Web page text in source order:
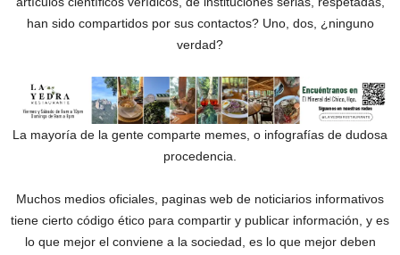
han sido compartidos por sus contactos? Uno, dos, ¿ninguno
verdad?
La mayoría de la gente comparte memes, o infografías de dudosa
procedencia.
Muchos medios oficiales, paginas web de noticiarios informativos
tiene cierto código ético para compartir y publicar información, y es
lo que mejor el conviene a la sociedad, es lo que mejor deben